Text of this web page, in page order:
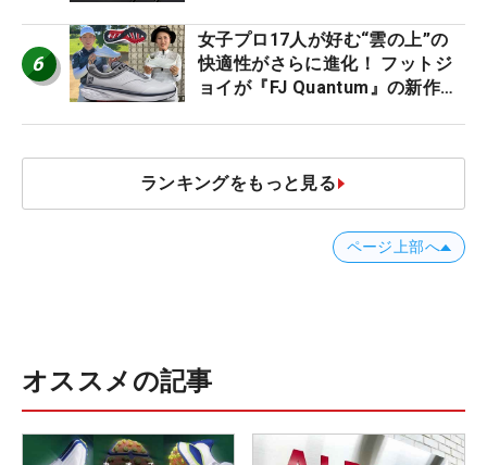
6
女子プロ17人が好む“雲の上”の
快適性がさらに進化！ フットジ
ョイが『FJ Quantum』の新作を
ランキングをもっと見る
ページ上部へ
オススメの記事